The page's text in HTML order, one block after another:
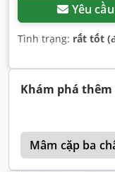
Yêu cầu
Tình trạng: rất tốt
Khám phá
Mâm cặp ba